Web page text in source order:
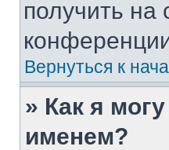
получить на
Вернуться к
» Как я
именем?